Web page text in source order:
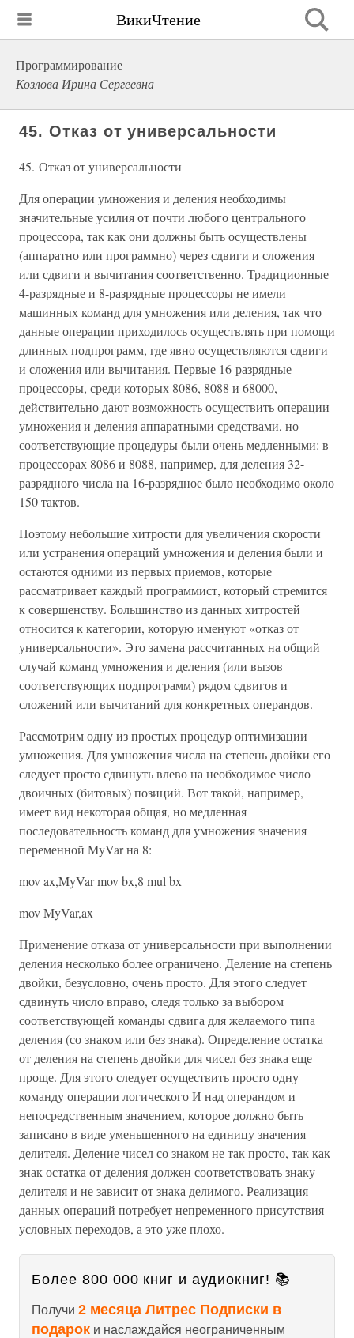
ВикиЧтение
Программирование
Козлова Ирина Сергеевна
45. Отказ от универсальности
45. Отказ от универсальности
Для операции умножения и деления необходимы
значительные усилия от почти любого центрального
процессора, так как они должны быть осуществлены
(аппаратно или программно) через сдвиги и сложения
или сдвиги и вычитания соответственно. Традиционные
4-разрядные и 8-разрядные процессоры не имели
машинных команд для умножения или деления, так что
данные операции приходилось осуществлять при помощи
длинных подпрограмм, где явно осуществляются сдвиги
и сложения или вычитания. Первые 16-разрядные
процессоры, среди которых 8086, 8088 и 68000,
действительно дают возможность осуществить операции
умножения и деления аппаратными средствами, но
соответствующие процедуры были очень медленными: в
процессорах 8086 и 8088, например, для деления 32-
разрядного числа на 16-разрядное было необходимо около
150 тактов.
Поэтому небольшие хитрости для увеличения скорости
или устранения операций умножения и деления были и
остаются одними из первых приемов, которые
рассматривает каждый программист, который стремится
к совершенству. Большинство из данных хитростей
относится к категории, которую именуют «отказ от
универсальности». Это замена рассчитанных на общий
случай команд умножения и деления (или вызов
соответствующих подпрограмм) рядом сдвигов и
сложений или вычитаний для конкретных операндов.
Рассмотрим одну из простых процедур оптимизации
умножения. Для умножения числа на степень двойки его
следует просто сдвинуть влево на необходимое число
двоичных (битовых) позиций. Вот такой, например,
имеет вид некоторая общая, но медленная
последовательность команд для умножения значения
переменной MyVar на 8:
mov ax,MyVar mov bx,8 mul bx
mov MyVar,ax
Применение отказа от универсальности при выполнении
деления несколько более ограничено. Деление на степень
двойки, безусловно, очень просто. Для этого следует
сдвинуть число вправо, следя только за выбором
соответствующей команды сдвига для желаемого типа
деления (со знаком или без знака). Определение остатка
от деления на степень двойки для чисел без знака еще
проще. Для этого следует осуществить просто одну
команду операции логического И над операндом и
непосредственным значением, которое должно быть
записано в виде уменьшенного на единицу значения
делителя. Деление чисел со знаком не так просто, так как
знак остатка от деления должен соответствовать знаку
делителя и не зависит от знака делимого. Реализация
данных операций потребует непременного присутствия
условных переходов, а это уже плохо.
Более 800 000 книг и аудиокниг! 📚
Получи 2 месяца Литрес Подписки в
подарок и наслаждайся неограниченным